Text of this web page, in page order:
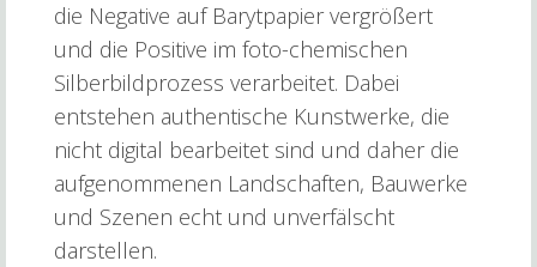
die Negative auf Barytpapier vergrößert
und die Positive im foto-chemischen
Silberbildprozess verarbeitet. Dabei
entstehen authentische Kunstwerke, die
nicht digital bearbeitet sind und daher die
aufgenomme­nen Landschaften, Bauwerke
und Szenen echt und unverfälscht
darstellen.